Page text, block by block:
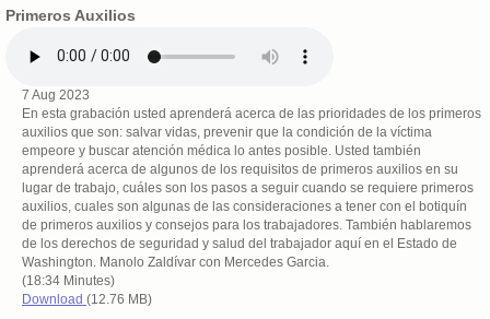
Primeros Auxilios
7 Aug 2023
En esta grabación usted aprenderá acerca de las prioridades de los primeros
auxilios que son: salvar vidas, prevenir que la condición de la víctima
empeore y buscar atención médica lo antes posible. Usted también
aprenderá acerca de algunos de los requisitos de primeros auxilios en su
lugar de trabajo, cuáles son los pasos a seguir cuando se requiere primeros
auxilios, cuales son algunas de las consideraciones a tener con el botiquín
de primeros auxilios y consejos para los trabajadores. También hablaremos
de los derechos de seguridad y salud del trabajador aquí en el Estado de
Washington. Manolo Zaldívar con Mercedes Garcia.
(18:34 Minutes)
Download (12.76 MB)